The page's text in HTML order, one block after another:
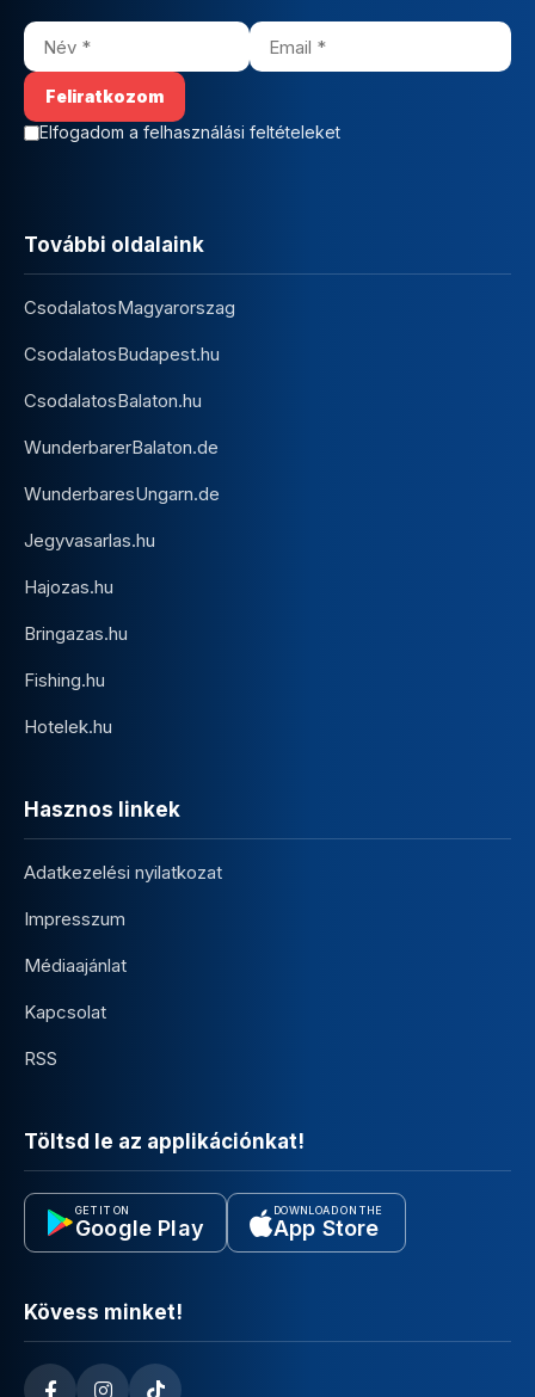
Elfogadom a felhasználási feltételeket
További oldalaink
CsodalatosMagyarorszag
CsodalatosBudapest.hu
CsodalatosBalaton.hu
WunderbarerBalaton.de
WunderbaresUngarn.de
Jegyvasarlas.hu
Hajozas.hu
Bringazas.hu
Fishing.hu
Hotelek.hu
Hasznos linkek
Adatkezelési nyilatkozat
Impresszum
Médiaajánlat
Kapcsolat
RSS
Töltsd le az applikációnkat!
GET IT ON
Google Play
DOWNLOAD ON THE
App Store
Kövess minket!